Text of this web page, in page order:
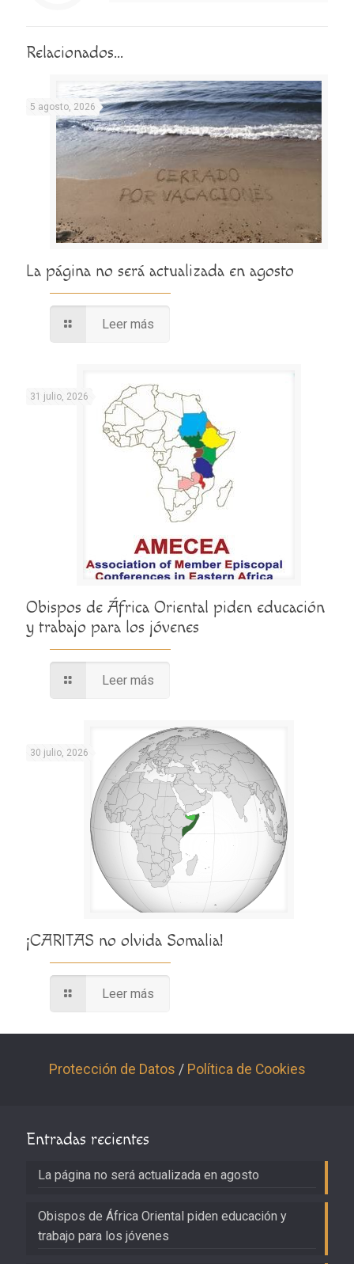
Relacionados...
5 agosto, 2026
La página no será actualizada en agosto
Leer más
31 julio, 2026
Obispos de África Oriental piden educación
y trabajo para los jóvenes
Leer más
30 julio, 2026
¡CARITAS no olvida Somalia!
Leer más
Protección de Datos / Política de Cookies
Entradas recientes
La página no será actualizada en agosto
Obispos de África Oriental piden educación y
trabajo para los jóvenes